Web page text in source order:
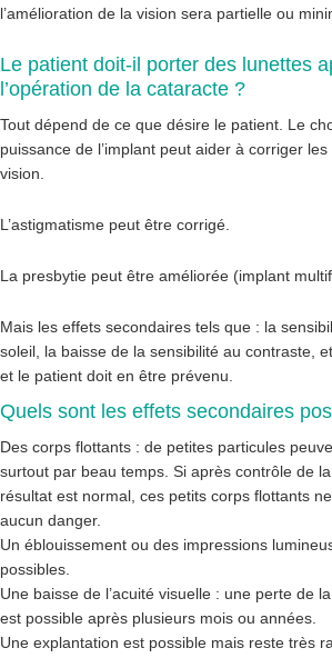
l’amélioration de la vision sera partielle ou
Le patient doit-il porter des lunettes
l’opération de la cataracte ?
Tout dépend de ce que désire le patient. Le
puissance de l’implant peut aider à corriger
vision.
L’astigmatisme peut être corrigé.
La presbytie peut être améliorée (implant
Mais les effets secondaires tels que : la
soleil, la baisse de la sensibilité au contraste,
et le patient doit en être prévenu.
Quels sont les effets secondaires
Des corps flottants : de petites particules
surtout par beau temps. Si après contrôle de
résultat est normal, ces petits corps flottants
aucun danger.
Un éblouissement ou des impressions
possibles.
Une baisse de l’acuité visuelle : une perte de
est possible après plusieurs mois ou années.
Une explantation est possible mais reste très